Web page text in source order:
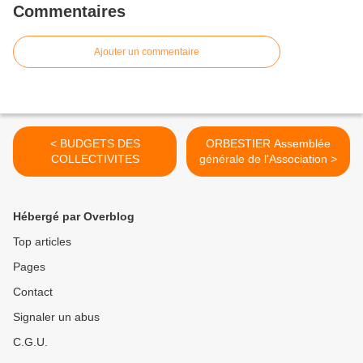
Commentaires
Ajouter un commentaire
< BUDGETS DES
COLLECTIVITES
ORBESTIER Assemblée
générale de l'Association >
Hébergé par Overblog
Top articles
Pages
Contact
Signaler un abus
C.G.U.